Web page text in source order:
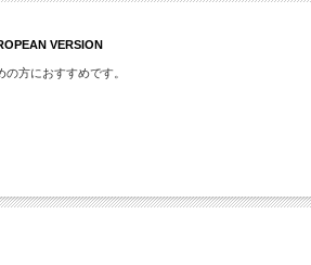
VERSION
方におすすめです。